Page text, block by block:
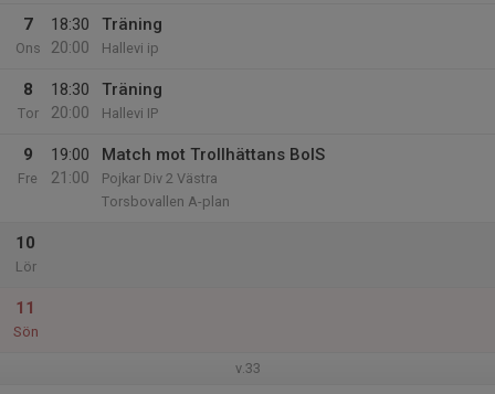
7
Ons
18:30
20:00
Träning
Hallevi ip
8
Tor
18:30
20:00
Träning
Hallevi IP
9
Fre
19:00
21:00
Match mot Trollhättans BoIS
Pojkar Div 2 Västra
Torsbovallen A-plan
10
Lör
11
Sön
v.33